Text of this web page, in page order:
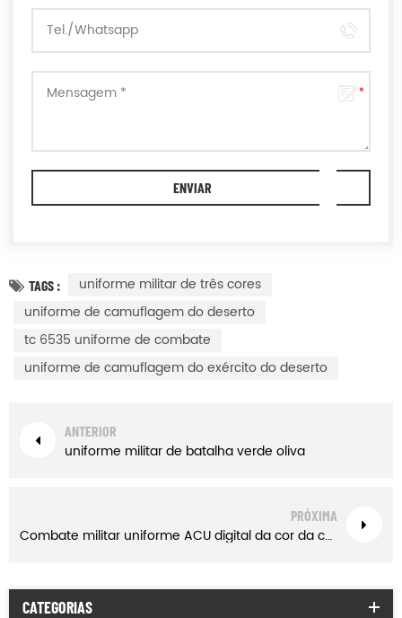
TAGS :
uniforme militar de três cores
uniforme de camuflagem do deserto
tc 6535 uniforme de combate
uniforme de camuflagem do exército do deserto
ANTERIOR
uniforme militar de batalha verde oliva
PRÓXIMA
Combate militar uniforme ACU digital da cor da camuflagem do deserto
CATEGORIAS